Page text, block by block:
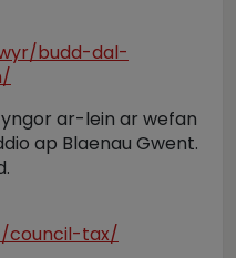
budd-dal-
ar-lein ar wefan
ap Blaenau Gwent.
council-tax/